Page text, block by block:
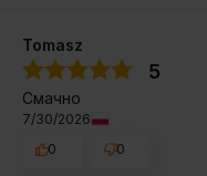
Tomasz
5
Смачно
7/30/2026
0
0